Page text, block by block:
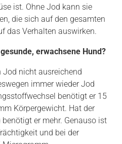
ist. Ohne Jod kann sie
die sich auf den gesamten
das Verhalten auswirken.
erwachsene Hund?
Jod nicht ausreichend
immer wieder Jod
benötigt er 15
Körpergewicht. Hat der
er mehr. Genauso ist
und bei der